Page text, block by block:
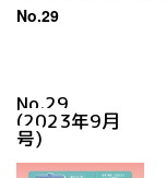
No.29
No.29
(2023年9月
号)